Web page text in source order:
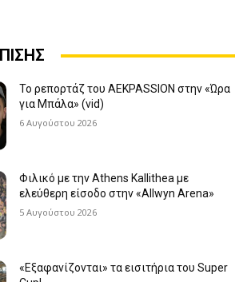
Το ρεπορτάζ του AEKPASSION στην «Ώρα
για Μπάλα» (vid)
6 Αυγούστου 2026
Φιλικό με την Athens Kallithea με
ελεύθερη είσοδο στην «Allwyn Arena»
5 Αυγούστου 2026
«Εξαφανίζονται» τα εισιτήρια του Super